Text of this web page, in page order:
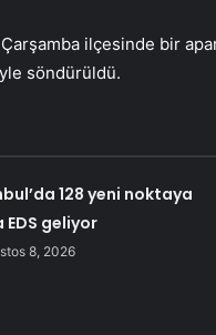
ilçesinde bir
söndürüldü.
128 yeni noktaya
EDS geliyor
8, 2026